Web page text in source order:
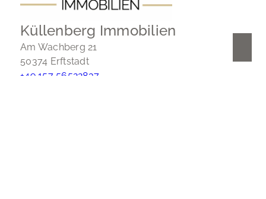
Küllenberg Immobilien
Am Wachberg 21
50374 Erftstadt
+49 157 56522837